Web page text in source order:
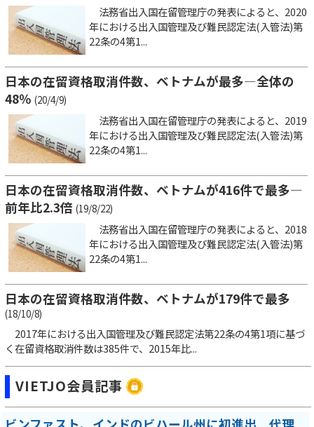
法務省出入国在留管理庁の発表によると、2020
年における出入国管理及び難民認定法(入管法)第
22条の4第1...
日本の在留資格取消件数、ベトナムが最多―全体の
48％ (20/4/9)
法務省出入国在留管理庁の発表によると、2019
年における出入国管理及び難民認定法(入管法)第
22条の4第1...
日本の在留資格取消件数、ベトナムが416件で最多―
前年比2.3倍 (19/8/22)
法務省出入国在留管理庁の発表によると、2018
年における出入国管理及び難民認定法(入管法)第
22条の4第1...
日本の在留資格取消件数、ベトナムが179件で最多
(18/10/8)
2017年における出入国管理及び難民認定法第22条の4第1項に基づ
く在留資格取消件数は385件で、2015年比...
VIETJO会員記事